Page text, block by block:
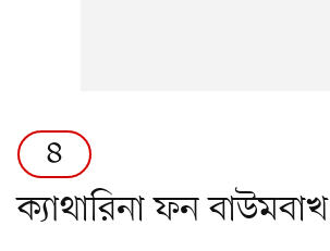
৪
ক্যাথারিনা ফন বাউমবাখ